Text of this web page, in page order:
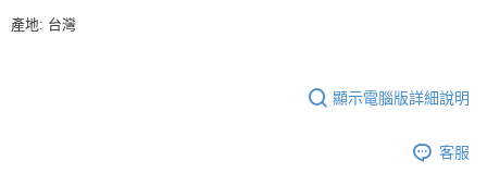
產地: 台灣
顯示電腦版詳細說明
客服